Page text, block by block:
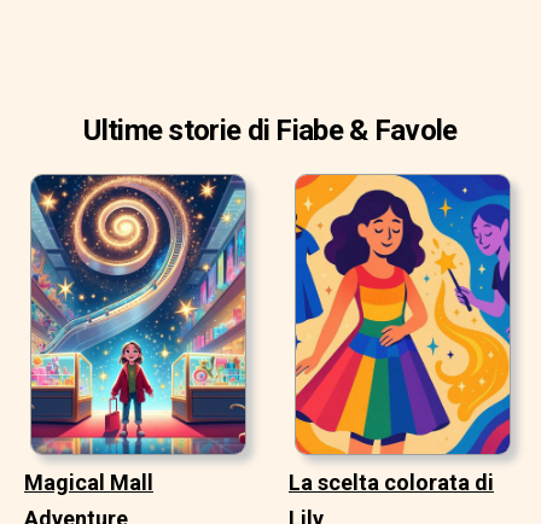
Ultime storie di Fiabe & Favole
Magical Mall
Adventure
La scelta colorata di
Lily